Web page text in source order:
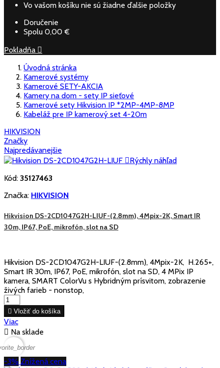
Vo vašom košíku nie sú žiadne ďalšie položky
Doručenie
Spolu 0,00 €
Pokladňa 
Úvodná stránka
Kamerové systémy
Kamerové SETY-AKCIA
Kamery na dom - sety IP sieťové
Kamerové sety Hikvision IP *2MP-4MP-8MP
Kabeláž pre IP kamerový set 4-20m
HIKVISION
Značky
Najpredávanejšie
Rýchly náhľad
Kód: 35127463
Značka: HIKVISION
Hikvision DS-2CD1047G2H-LIUF-(2.8mm), 4Mpix-2K, Smart IR
30m, IP67, PoE, mikrofón, slot na SD
Hikvision DS-2CD1047G2H-LIUF-(2.8mm), 4Mpix-2K, H.265+,
Smart IR 30m, IP67, PoE, mikrofón, slot na SD, 4 MPix IP
kamera, SMART ColorVu s Hybridným prísvitom, zobrazenie
živých farieb - nonstop,
 Vložiť do košíka
Viac
 Na sklade
-3% Znížená cena